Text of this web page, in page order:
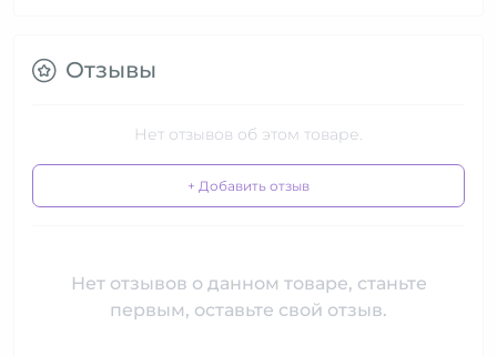
Отзывы
Нет отзывов об этом товаре.
+ Добавить отзыв
Нет отзывов о данном товаре, станьте
первым, оставьте свой отзыв.